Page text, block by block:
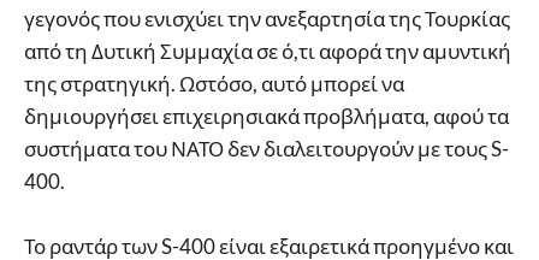
γεγονός που ενισχύει την ανεξαρτησία της Τουρκίας
από τη Δυτική Συμμαχία σε ό,τι αφορά την αμυντική
της στρατηγική. Ωστόσο, αυτό μπορεί να
δημιουργήσει επιχειρησιακά προβλήματα, αφού τα
συστήματα του ΝΑΤΟ δεν διαλειτουργούν με τους S-
400.
Το ραντάρ των S-400 είναι εξαιρετικά προηγμένο και